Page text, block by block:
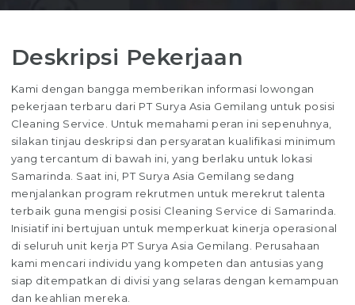
Deskripsi Pekerjaan
Kami dengan bangga memberikan informasi lowongan
pekerjaan terbaru dari PT Surya Asia Gemilang untuk posisi
Cleaning Service. Untuk memahami peran ini sepenuhnya,
silakan tinjau deskripsi dan persyaratan kualifikasi minimum
yang tercantum di bawah ini, yang berlaku untuk lokasi
Samarinda. Saat ini, PT Surya Asia Gemilang sedang
menjalankan program rekrutmen untuk merekrut talenta
terbaik guna mengisi posisi Cleaning Service di Samarinda.
Inisiatif ini bertujuan untuk memperkuat kinerja operasional
di seluruh unit kerja PT Surya Asia Gemilang. Perusahaan
kami mencari individu yang kompeten dan antusias yang
siap ditempatkan di divisi yang selaras dengan kemampuan
dan keahlian mereka.